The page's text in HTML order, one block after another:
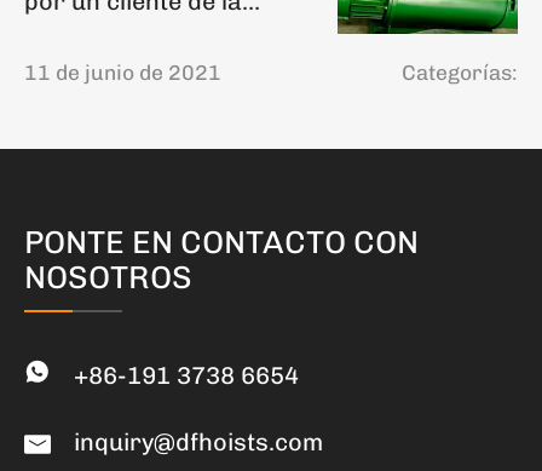
11 de junio de 2021 Categorías:
PONTE EN CONTACTO CON
NOSOTROS
+86-191 3738 6654
inquiry@dfhoists.com